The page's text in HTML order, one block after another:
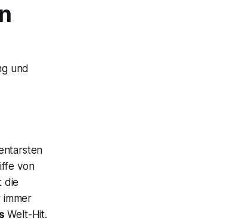
und
von
die
immer
Welt-Hit.